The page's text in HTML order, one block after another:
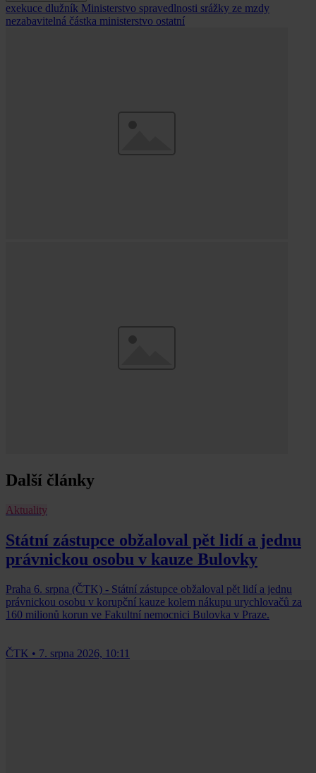
exekuce dlužník Ministerstvo spravedlnosti srážky ze mzdy
nezabavitelná částka ministerstvo ostatní
Další články
Aktuality
Státní zástupce obžaloval pět lidí a jednu
právnickou osobu v kauze Bulovky
Praha 6. srpna (ČTK) - Státní zástupce obžaloval pět lidí a jednu
právnickou osobu v korupční kauze kolem nákupu urychlovačů za
160 milionů korun ve Fakultní nemocnici Bulovka v Praze.
ČTK • 7. srpna 2026, 10:11